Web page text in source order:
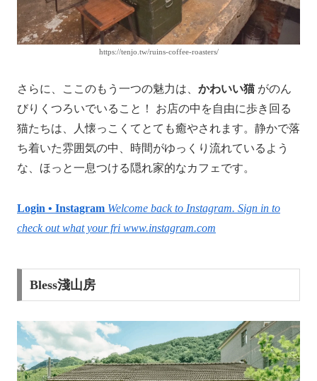
https://tenjo.tw/ruins-coffee-roasters/
さらに、ここのもう一つの魅力は、 かわいい猫 がのん
びりくつろいでいること！ お店の中を自由に歩き回る
猫たちは、人懐っこくてとても癒やされます。静かで落
ち着いた雰囲気の中、時間がゆっくり流れているよう
な、ほっと一息つける隠れ家的なカフェです。
Login • Instagram Welcome back to Instagram. Sign in to
check out what your fri www.instagram.com
Bless淺山房